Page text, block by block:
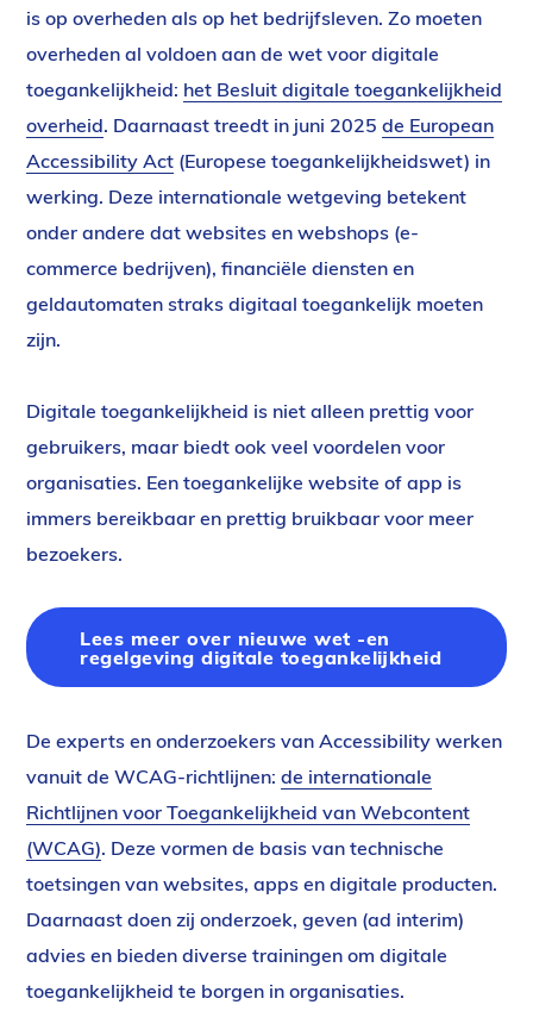
is op overheden als op het bedrijfsleven. Zo moeten
overheden al voldoen aan de wet voor digitale
toegankelijkheid: het Besluit digitale toegankelijkheid
overheid. Daarnaast treedt in juni 2025de European
Accessibility Act (Europese toegankelijkheidswet) in
werking. Deze internationale wetgeving betekent
onder andere dat websites en webshops (e-
commerce bedrijven), financiële diensten en
geldautomaten straks digitaal toegankelijk moeten
zijn.
Digitale toegankelijkheid is niet alleen prettig voor
gebruikers, maar biedt ook veel voordelen voor
organisaties. Een toegankelijke website of app is
immers bereikbaar en prettig bruikbaar voor meer
bezoekers.
Lees meer over nieuwe wet -en
regelgeving digitale toegankelijkheid
De experts en onderzoekers van Accessibility werken
vanuit de WCAG-richtlijnen:de internationale
Richtlijnen voor Toegankelijkheid van Webcontent
(WCAG). Deze vormen de basis van technische
toetsingen van websites, apps en digitale producten.
Daarnaast doen zij onderzoek, geven (ad interim)
advies en bieden diverse trainingen om digitale
toegankelijkheid te borgen in organisaties.